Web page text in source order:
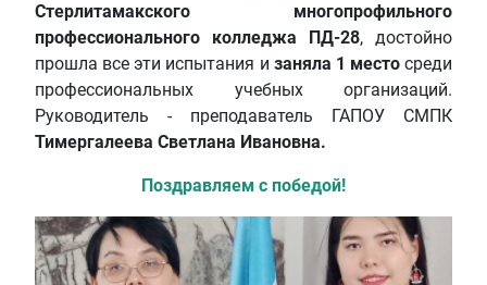
Стерлитамакского многопрофильного
профессионального колледжа ПД-28, достойно
прошла все эти испытания и заняла 1 место среди
профессиональных учебных организаций.
Руководитель - преподаватель ГАПОУ СМПК
Тимергалеева Светлана Ивановна.
Поздравляем с победой!